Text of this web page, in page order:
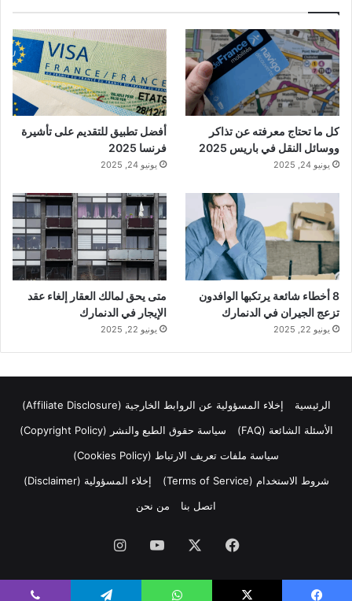
كل ما تحتاج معرفته عن تذاكر
ووسائل النقل في باريس 2025
يونيو 24, 2025
أفضل تطبيق للتقديم على تأشيرة
فرنسا 2025
يونيو 24, 2025
8 أخطاء شائعة يرتكبها الوافدون
تزعج الجيران في الدنمارك
يونيو 22, 2025
متى يحق لمالك العقار إلغاء عقد
الإيجار في الدنمارك
يونيو 22, 2025
الرئيسية
إخلاء المسؤولية عن الروابط الخارجية (Affiliate Disclosure)
الأسئلة الشائعة (FAQ)
سياسة حقوق الطبع والنشر (Copyright Policy)
سياسة ملفات تعريف الارتباط (Cookies Policy)
شروط الاستخدام (Terms of Service)
إخلاء المسؤولية (Disclaimer)
اتصل بنا
من نحن
فيسبوك ‫YouTubeانستقرام